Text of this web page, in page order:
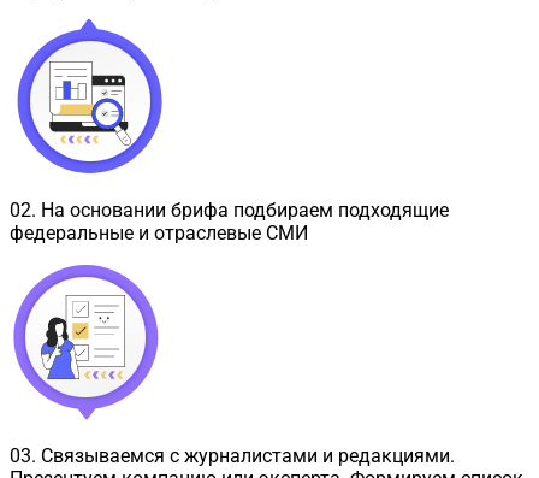
02. На основании брифа подбираем подходящие
федеральные и отраслевые СМИ
03. Связываемся с журналистами и редакциями.